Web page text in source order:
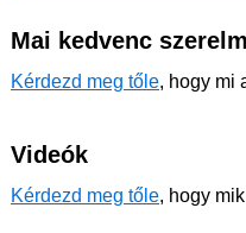
Mai kedvenc
Kérdezd meg tőle, hogy mi
Videók
Kérdezd meg tőle, hogy